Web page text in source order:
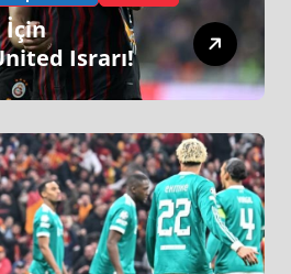
İçin
Israrı!